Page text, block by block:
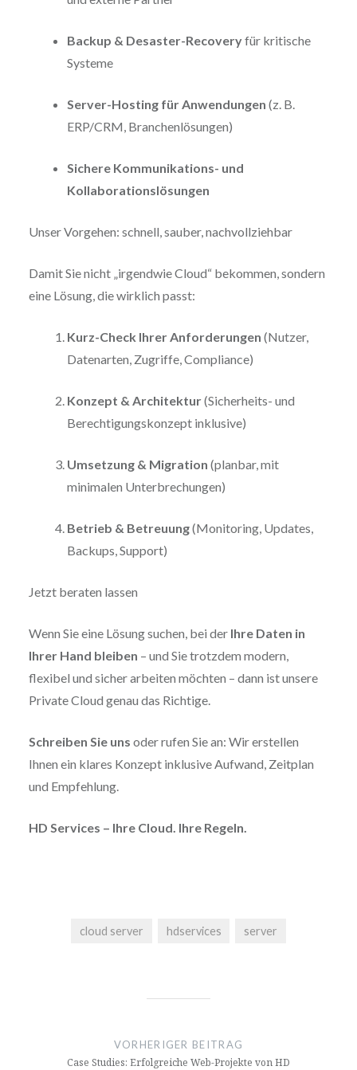
Backup & Desaster-Recoveryfür kritische
Systeme
Server-Hosting für Anwendungen (z. B.
ERP/CRM, Branchenlösungen)
Sichere Kommunikations- und
Kollaborationslösungen
Unser Vorgehen: schnell, sauber, nachvollziehbar
Damit Sie nicht „irgendwie Cloud“ bekommen, sondern
eine Lösung, die wirklich passt:
Kurz-Check Ihrer Anforderungen (Nutzer,
Datenarten, Zugriffe, Compliance)
Konzept & Architektur(Sicherheits- und
Berechtigungskonzept inklusive)
Umsetzung & Migration (planbar, mit
minimalen Unterbrechungen)
Betrieb & Betreuung(Monitoring, Updates,
Backups, Support)
Jetzt beraten lassen
Wenn Sie eine Lösung suchen, bei der Ihre Daten in
Ihrer Hand bleiben – und Sie trotzdem modern,
flexibel und sicher arbeiten möchten – dann ist unsere
Private Cloud genau das Richtige.
Schreiben Sie uns oder rufen Sie an: Wir erstellen
Ihnen ein klares Konzept inklusive Aufwand, Zeitplan
und Empfehlung.
HD Services – Ihre Cloud. Ihre Regeln.
cloud server hdservices server
VORHERIGER BEITRAG
Case Studies: Erfolgreiche Web-Projekte von HD